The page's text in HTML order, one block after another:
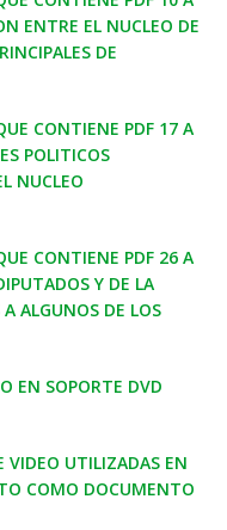
ENTRE EL NUCLEO DE
DE
CONTIENE PDF 17 A
POLITICOS
NUCLEO
CONTIENE PDF 26 A
Y DE LA
ALGUNOS DE LOS
EN SOPORTE DVD
VIDEO UTILIZADAS EN
COMO DOCUMENTO